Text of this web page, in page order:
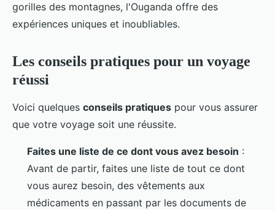
gorilles des montagnes, l'Ouganda offre des
expériences uniques et inoubliables.
Les conseils pratiques pour un voyage
réussi
Voici quelques conseils pratiques pour vous assurer
que votre voyage soit une réussite.
Faites une liste de ce dont vous avez besoin :
Avant de partir, faites une liste de tout ce dont
vous aurez besoin, des vêtements aux
médicaments en passant par les documents de